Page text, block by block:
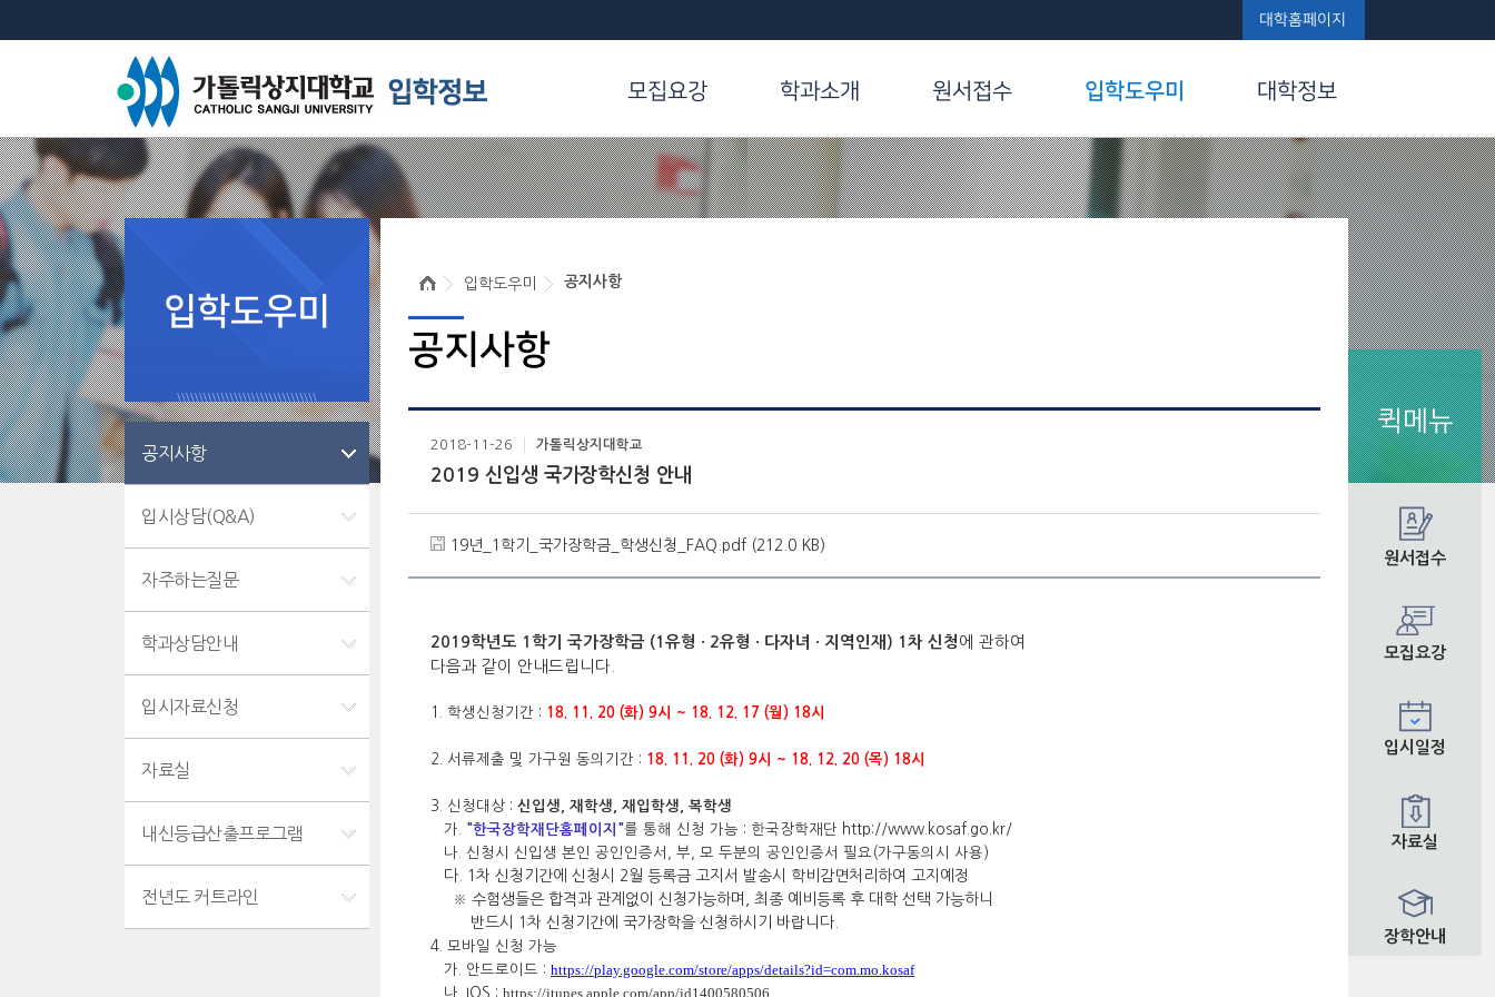
대학홈페이지
모집요강 학과소개 원서접수 입학도우미 대학정보
퀵메뉴
원서접수
모집요강
입시일정
자료실
장학안내
입학도우미
공지사항
입시상담(Q&A)
자주하는질문
학과상담안내
입시자료신청
자료실
내신등급산출프로그램
전년도 커트라인
입학도우미 공지사항
공지사항
2018-11-26 가톨릭상지대학교
2019 신입생 국가장학신청 안내
19년_1학기_국가장학금_학생신청_FAQ.pdf (212.0 KB)
2019학년도 1학기 국가장학금 (1유형 · 2유형 · 다자녀 · 지역인재) 1차 신청 에 관하여
다음과 같이 안내드립니다.
1. 학생신청기간 : 18. 11. 20 (화) 9시 ~ 18. 12. 17 (월) 18시
2. 서류제출 및 가구원 동의기간 : 18. 11. 20 (화) 9시 ~ 18. 12. 20 (목) 18시
3. 신청대상 : 신입생, 재학생, 재입학생,
복학생
가. "한국장학재단홈페이지"를 통해 신청 가능 : 한국장학재단 http://www.kosaf.go.kr/
나. 신청시 신입생 본인 공인인증서, 부, 모 두분의 공인인증서 필요(가구동의시 사용)
다. 1차 신청기간에 신청시 2월 등록금 고지서 발송시 학비감면처리하여 고지예정
※ 수험생들은 합격과 관계없이 신청가능하며, 최종 예비등록 후 대학 선택 가능하니
반드시 1차 신청기간에 국가장학을 신청하시기 바랍니다.
4. 모바일 신청 가능
가. 안드로이드 : https://play.google.com/store/apps/details?id=com.mo.kosaf
나. IOS : https://itunes.apple.com/app/id1400580506